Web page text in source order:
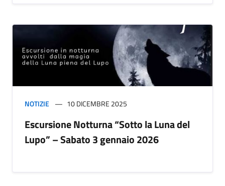
NOTIZIE 10 DICEMBRE 2025
Escursione Notturna “Sotto la Luna del
Lupo” – Sabato 3 gennaio 2026